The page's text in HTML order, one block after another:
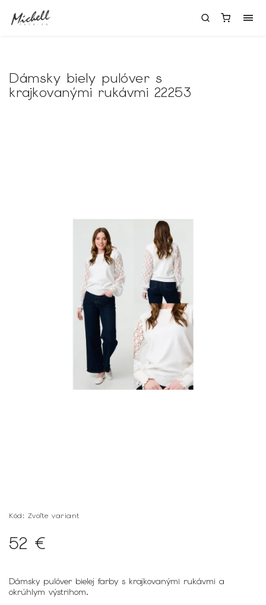
Dámsky biely pulóver s
krajkovanými rukávmi 22253
Kód: Zvoľte variant
52 €
Dámsky pulóver bielej farby s krajkovanými rukávmi a
okrúhlym výstrihom.